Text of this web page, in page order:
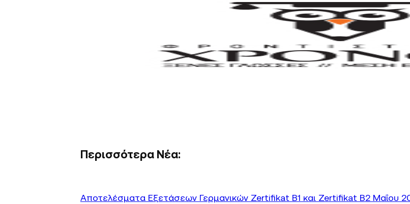
Περισσότερα Νέα:
Αποτελέσματα Εξετάσεων Γερμανικών Zertifikat B1 και Zertifikat B2 Μαΐου